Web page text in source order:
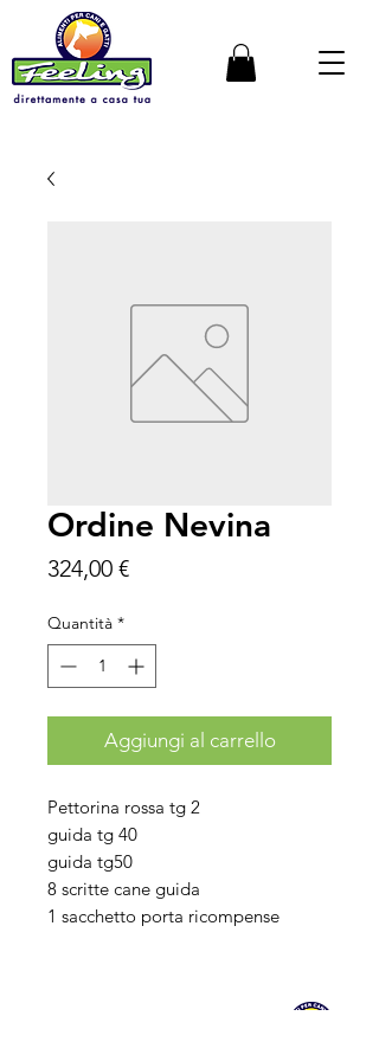
Ordine Nevina
324,00 €Prezzo
Quantità *
Aggiungi al carrello
Pettorina rossa tg 2
guida tg 40
guida tg50
8 scritte cane guida
1 sacchetto porta ricompense